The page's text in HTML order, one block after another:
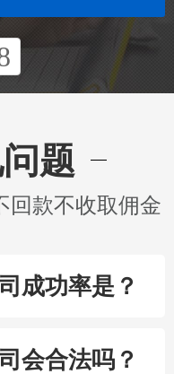
题
回款不收取佣金
成功率是？
会合法吗？